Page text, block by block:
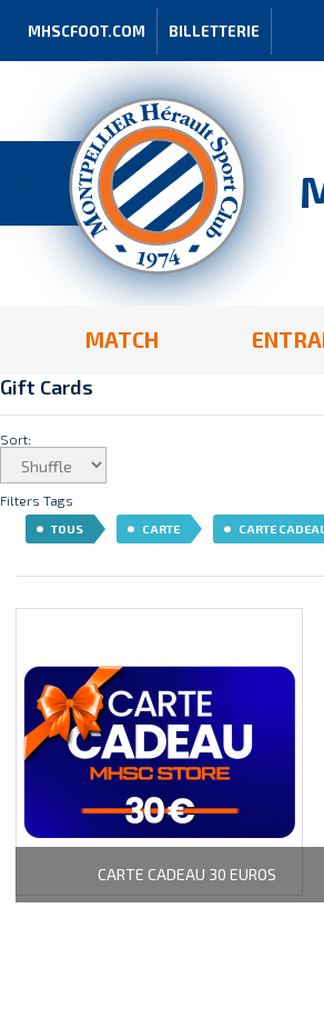
MHSCFOOT.COM BILLETTERIE
MATCH
Gift Cards
Sort:
Filters Tags
TOUS CARTE CARTE
CARTE CADEAU 30 EUROS